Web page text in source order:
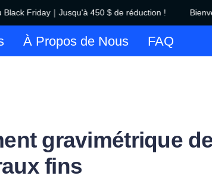
Friday｜Jusqu'à 450 $ de réduction !
Bienvenue dans notre magasin ! Vente du Black
À Propos de Nous FAQ
gravimétrique
fins